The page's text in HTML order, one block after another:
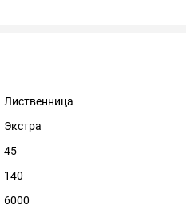
Лиственница
Экстра
45
140
6000